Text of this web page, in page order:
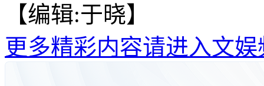
【编辑:于晓】
更多精彩内容请进入文娱